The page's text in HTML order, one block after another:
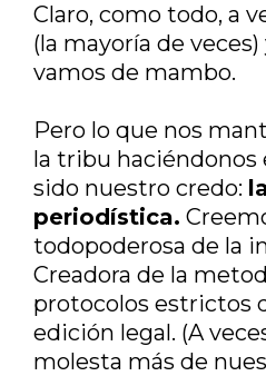
Claro, como todo, a
(la mayoría de
vamos de mambo.
Pero lo que nos
la tribu
sido nuestro credo:
periodística.
todopoderosa de la
Creadora de la
protocolos estrictos
edición legal. (A
molesta más de